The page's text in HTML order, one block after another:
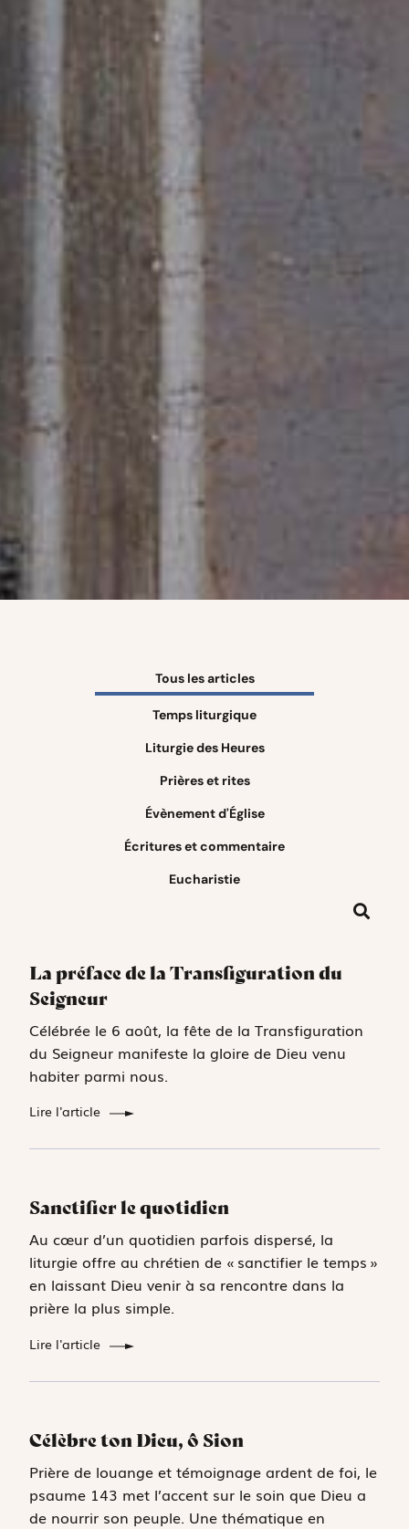
Tous les articles
Temps liturgique
Liturgie des Heures
Prières et rites
Évènement d'Église
Écritures et commentaire
Eucharistie
La préface de la Transfiguration du
Seigneur
Célébrée le 6 août, la fête de la Transfiguration
du Seigneur manifeste la gloire de Dieu venu
habiter parmi nous.
Lire l'article
Sanctifier le quotidien
Au cœur d’un quotidien parfois dispersé, la
liturgie offre au chrétien de « sanctifier le temps »
en laissant Dieu venir à sa rencontre dans la
prière la plus simple.
Lire l'article
Célèbre ton Dieu, ô Sion
Prière de louange et témoignage ardent de foi, le
psaume 143 met l’accent sur le soin que Dieu a
de nourrir son peuple. Une thématique en